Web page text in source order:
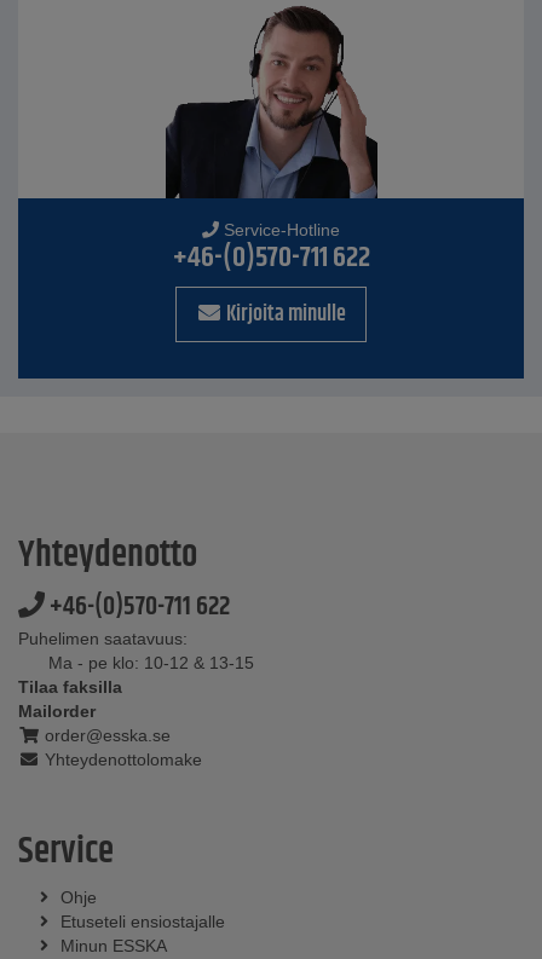
Service-Hotline
+46-(0)570-711 622
Kirjoita minulle
Yhteydenotto
+46-(0)570-711 622
Puhelimen saatavuus:
Ma - pe klo: 10-12 & 13-15
Tilaa faksilla
Mailorder
order@esska.se
Yhteydenottolomake
Service
Ohje
Etuseteli ensiostajalle
Minun ESSKA